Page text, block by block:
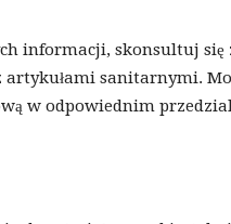
informacji, skonsultuj się
artykułami sanitarnymi.
w odpowiednim